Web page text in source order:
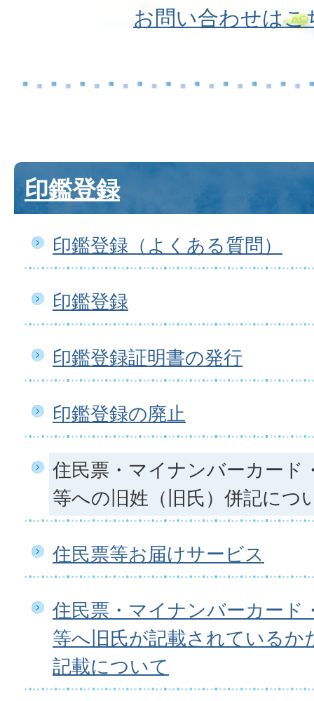
お問い合わせはこ
印鑑登録
印鑑登録（よくある質問）
印鑑登録
印鑑登録証明書の発行
印鑑登録の廃止
住民票・マイナンバーカード
等への旧姓（旧氏）併記につ
住民票等お届けサービス
住民票・マイナンバーカード
等へ旧氏が記載されているか
記載について